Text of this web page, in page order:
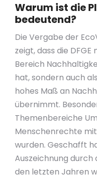
Warum ist die
bedeutend?
Die Vergabe der
zeigt, dass die
Bereich
hat, sondern auch
hohes Maß an
übernimmt.
Themenbereiche
Menschenrechte
wurden. Geschafft
Auszeichnung durch
den letzten Jahren